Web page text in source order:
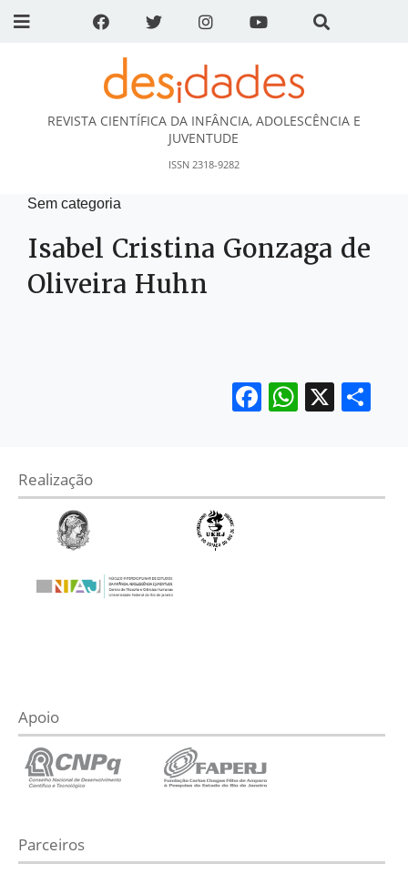
DESidades
REVISTA CIENTÍFICA DA INFÂNCIA, ADOLESCÊNCIA E
JUVENTUDE
ISSN 2318-9282
Sem categoria
Isabel Cristina Gonzaga de
Oliveira Huhn
Facebook
X
Realização
Apoio
Parceiros